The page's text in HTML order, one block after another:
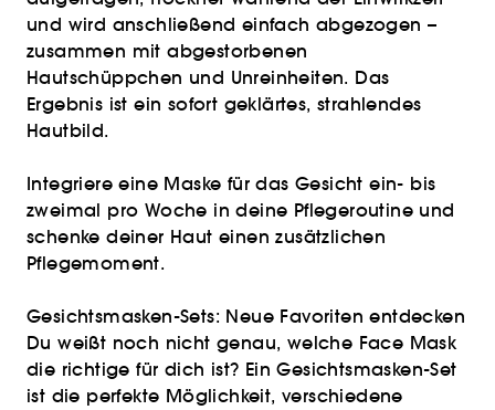
und wird anschließend einfach abgezogen –
zusammen mit abgestorbenen
Hautschüppchen und Unreinheiten. Das
Ergebnis ist ein sofort geklärtes, strahlendes
Hautbild.
Integriere eine Maske für das Gesicht ein- bis
zweimal pro Woche in deine Pflegeroutine und
schenke deiner Haut einen zusätzlichen
Pflegemoment.
Gesichtsmasken-Sets: Neue Favoriten entdecken
Du weißt noch nicht genau, welche Face Mask
die richtige für dich ist? Ein Gesichtsmasken-Set
ist die perfekte Möglichkeit, verschiedene